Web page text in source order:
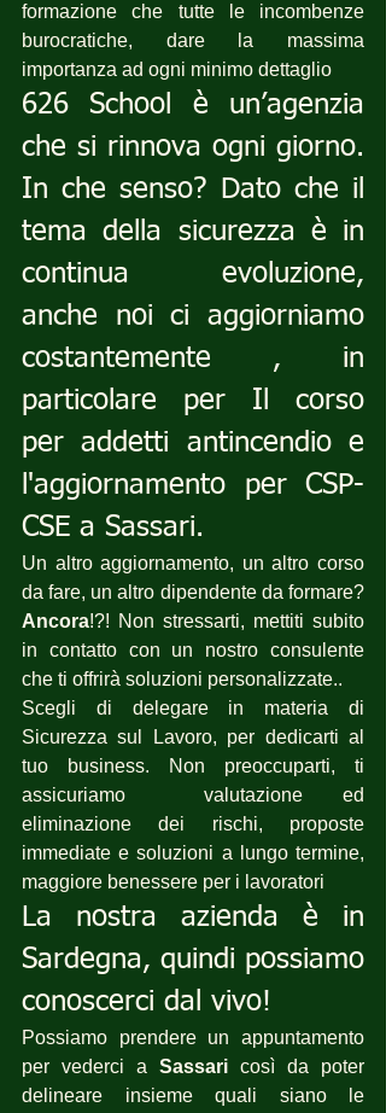
formazione che tutte le incombenze
burocratiche, dare la massima
importanza ad ogni minimo dettaglio
626 School è un’agenzia
che si rinnova ogni giorno.
In che senso? Dato che il
tema della sicurezza è in
continua evoluzione,
anche noi ci aggiorniamo
costantemente , in
particolare per Il corso
per addetti antincendio e
l'aggiornamento per CSP-
CSE a Sassari.
Un altro aggiornamento, un altro corso
Ancora!?! Non stressarti, mettiti subito
in contatto con un nostro consulente
che ti offrirà soluzioni personalizzate..
Scegli di delegare in materia di
Sicurezza sul Lavoro, per dedicarti al
tuo business. Non preoccuparti, ti
assicuriamo  valutazione ed
eliminazione dei rischi, proposte
immediate e soluzioni a lungo termine,
maggiore benessere per i lavoratori
La nostra azienda è in
Sardegna, quindi possiamo
conoscerci dal vivo!
Possiamo prendere un appuntamento
per vederci a Sassari così da poter
delineare insieme quali siano le